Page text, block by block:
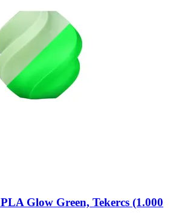
PLA Glow Green, Tekercs (1.000